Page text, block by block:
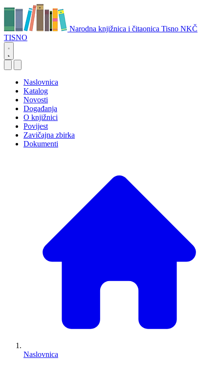
Narodna knjižnica i čitaonica Tisno NKČ
TISNO
Naslovnica
Katalog
Novosti
Događanja
O knjižnici
Povijest
Zavičajna zbirka
Dokumenti
Naslovnica